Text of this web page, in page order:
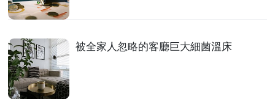
被全家人忽略的客廳巨大細菌溫床